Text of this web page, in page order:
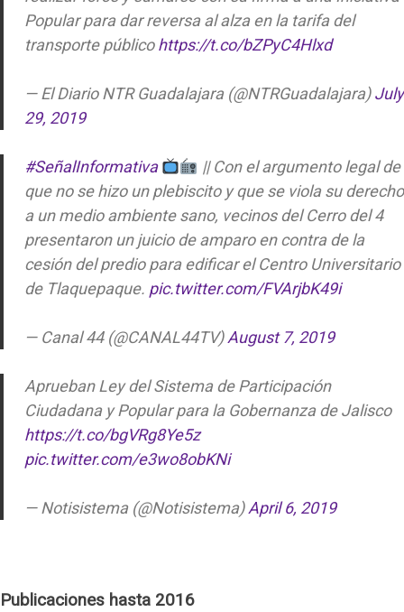
Popular para dar reversa al alza en la tarifa del
transporte públicohttps://t.co/bZPyC4Hlxd
— El Diario NTR Guadalajara (@NTRGuadalajara)July
29, 2019
#SeñalInformativa
|| Con el argumento legal de
que no se hizo un plebiscito y que se viola su derecho
a un medio ambiente sano, vecinos del Cerro del 4
presentaron un juicio de amparo en contra de la
cesión del predio para edificar el Centro Universitario
de Tlaquepaque. pic.twitter.com/FVArjbK49i
— Canal 44 (@CANAL44TV)August 7, 2019
Aprueban Ley del Sistema de Participación
Ciudadana y Popular para la Gobernanza de Jalisco
https://t.co/bgVRg8Ye5z
pic.twitter.com/e3wo8obKNi
— Notisistema (@Notisistema)April 6, 2019
Publicaciones hasta 2016